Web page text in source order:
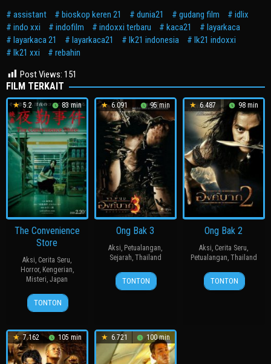
assistant
bioskop keren 21 dunia21 gudang film
idlix
indo xxi
indofilm indoxxi terbaru kaca21
layarkaca
layarkaca 21
layarkaca21 lk21 indonesia
lk21 indoxxi
lk21 xxi
rebahin
Post Views: 151
FILM TERKAIT
5.2 83 min
The Convenience
Store
Aksi, Cerita Seru,
Horror, Kengerian,
Misteri,Japan
20
Feb
永
江
朗
TONTON
6.091 95 min
Ong Bak 3
Aksi, Petualangan,
Sejarah, Thailand
5
May
Tony
Jaa
TONTON
6.487 98 min
Ong Bak 2
Aksi, Cerita Seru,
Petualangan, Thailand
4
Dec
Tony
Jaa
TONTON
7.162 105 min 6.721 100 min